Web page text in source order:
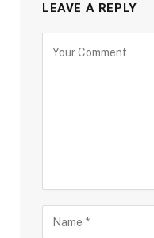
LEAVE A REPLY